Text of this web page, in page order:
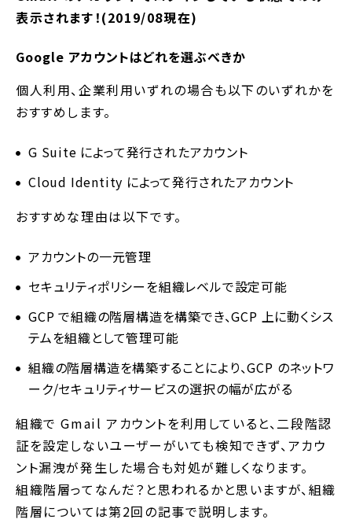
表示されます！(2019/08現在)
Google アカウントはどれを選ぶべきか
個人利用、企業利用いずれの場合も以下のいずれかを
おすすめします。
G Suite によって発行されたアカウント
Cloud Identity によって発行されたアカウント
おすすめな理由は以下です。
アカウントの一元管理
セキュリティポリシーを組織レベルで設定可能
GCP で組織の階層構造を構築でき、GCP 上に動くシス
テムを組織として管理可能
組織の階層構造を構築することにより、GCP のネットワ
ーク/セキュリティサービスの選択の幅が広がる
組織で Gmail アカウントを利用していると、二段階認
証を設定しないユーザーがいても検知できず、アカウ
ント漏洩が発生した場合も対処が難しくなります。
組織階層ってなんだ？と思われるかと思いますが、組織
階層については第2回の記事で説明します。